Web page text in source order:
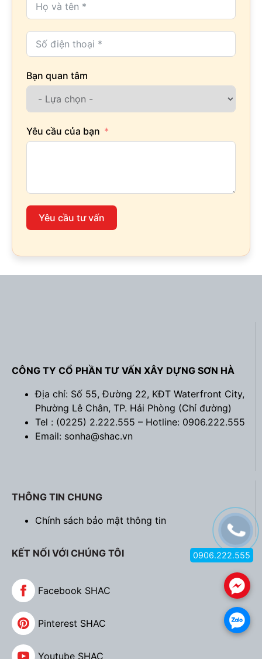
Bạn quan tâm
Yêu cầu của bạn
Yêu cầu tư vấn
CÔNG TY CỔ PHẦN TƯ VẤN XÂY DỰNG SƠN HÀ
Địa chỉ: Số 55, Đường 22, KĐT Waterfront City,
Phường Lê Chân, TP. Hải Phòng (Chỉ đường)
Tel : (0225) 2.222.555 – Hotline: 0906.222.555
Email: sonha@shac.vn
THÔNG TIN CHUNG
Chính sách bảo mật thông tin
KẾT NỐI VỚI CHÚNG TÔI
Facebook SHAC
Pinterest SHAC
Youtube SHAC
.
.
0906.222.555